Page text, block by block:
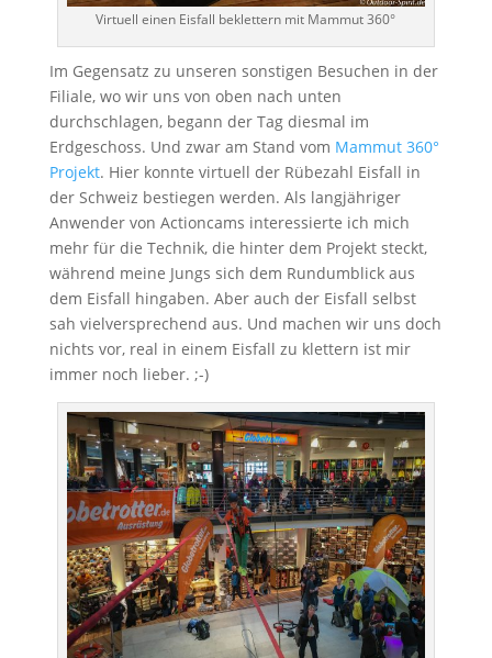
Virtuell einen Eisfall beklettern mit Mammut 360°
Im Gegensatz zu unseren sonstigen Besuchen in der
Filiale, wo wir uns von oben nach unten
durchschlagen, begann der Tag diesmal im
Erdgeschoss. Und zwar am Stand vom Mammut 360°
Projekt. Hier konnte virtuell der Rübezahl Eisfall in
der Schweiz bestiegen werden. Als langjähriger
Anwender von Actioncams interessierte ich mich
mehr für die Technik, die hinter dem Projekt steckt,
während meine Jungs sich dem Rundumblick aus
dem Eisfall hingaben. Aber auch der Eisfall selbst
sah vielversprechend aus. Und machen wir uns doch
nichts vor, real in einem Eisfall zu klettern ist mir
immer noch lieber. ;-)